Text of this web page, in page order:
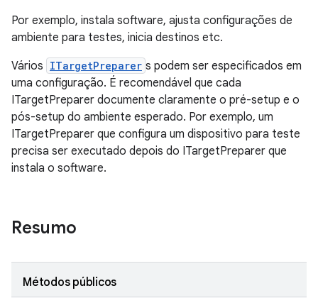
Por exemplo, instala software, ajusta configurações de
ambiente para testes, inicia destinos etc.
Vários ITargetPreparer s podem ser especificados em
uma configuração. É recomendável que cada
ITargetPreparer documente claramente o pré-setup e o
pós-setup do ambiente esperado. Por exemplo, um
ITargetPreparer que configura um dispositivo para teste
precisa ser executado depois do ITargetPreparer que
instala o software.
Resumo
Métodos públicos